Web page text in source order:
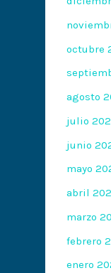
octubre
agosto
julio
junio
mayo
abril
marzo
febrero
enero